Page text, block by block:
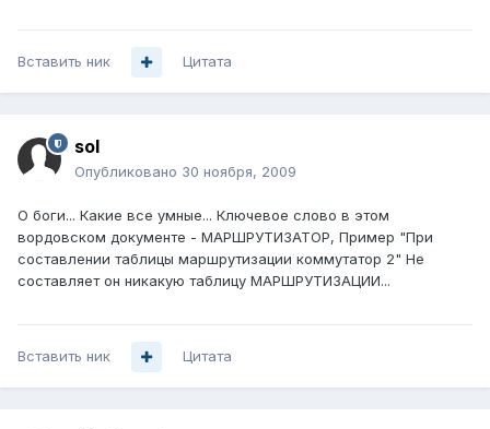
Вставить ник Цитата
sol
Опубликовано 30 ноября, 2009
О боги... Какие все умные... Ключевое слово в этом
вордовском документе - МАРШРУТИЗАТОР, Пример "При
составлении таблицы маршрутизации коммутатор 2" Не
составляет он никакую таблицу МАРШРУТИЗАЦИИ...
Вставить ник Цитата